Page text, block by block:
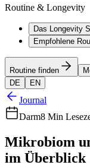
Routine & Longevity
Das Longevity
Empfohlene
Routine finden
DE
EN
Journal
Darm8 Min
Mikrobiom
im Überblick